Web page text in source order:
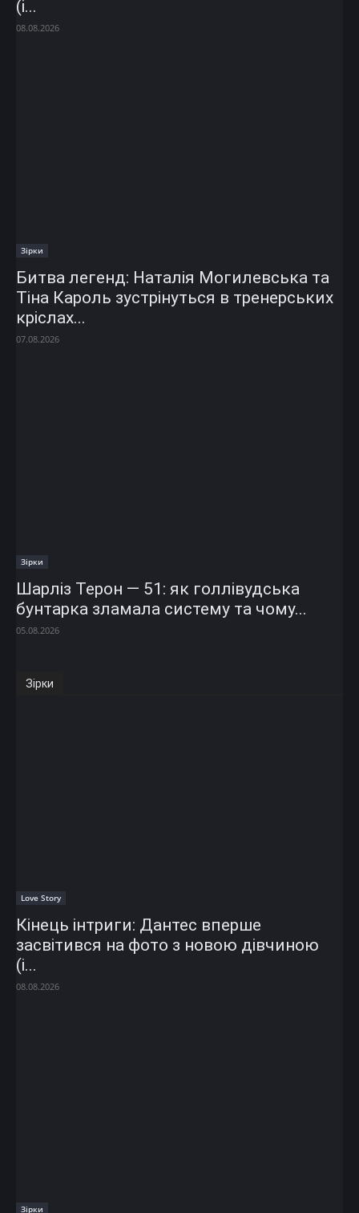
(і...
08.08.2026
Зірки
Битва легенд: Наталія Могилевська та
Тіна Кароль зустрінуться в тренерських
кріслах...
07.08.2026
Зірки
Шарліз Терон — 51: як голлівудська
бунтарка зламала систему та чому...
05.08.2026
Зірки
Love Story
Кінець інтриги: Дантес вперше
засвітився на фото з новою дівчиною
(і...
08.08.2026
Зірки